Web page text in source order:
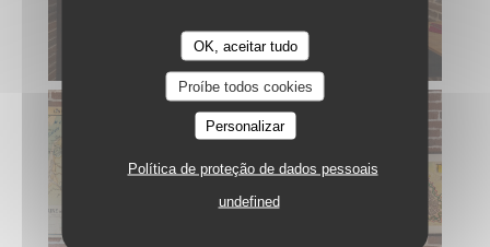
OK, aceitar tudo
Proíbe todos cookies
Personalizar
Política de proteção de dados pessoais
undefined